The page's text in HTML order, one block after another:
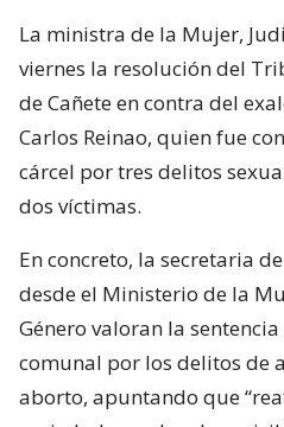
La ministra de la Mujer,
viernes la resolución del
de Cañete en contra del
Carlos Reinao, quien fue
cárcel por tres delitos
dos víctimas.
En concreto, la secretaria
desde el Ministerio de la
Género valoran la
comunal por los delitos de
aborto, apuntando que